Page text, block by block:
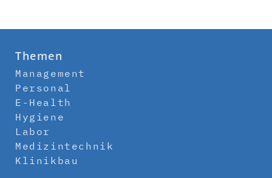
Themen
Management
Personal
E-Health
Hygiene
Labor
Medizintechnik
Klinikbau